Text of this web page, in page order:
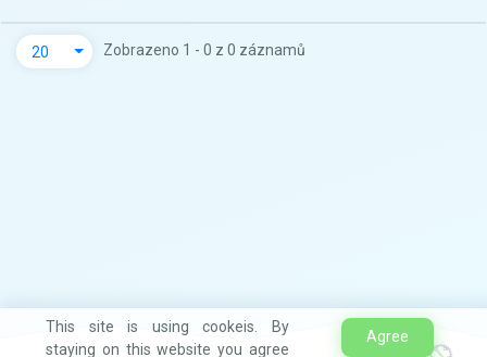
20 Zobrazeno 1 - 0 z 0 záznamů
This site is using cookeis. By
staying on this website you agree
Agree